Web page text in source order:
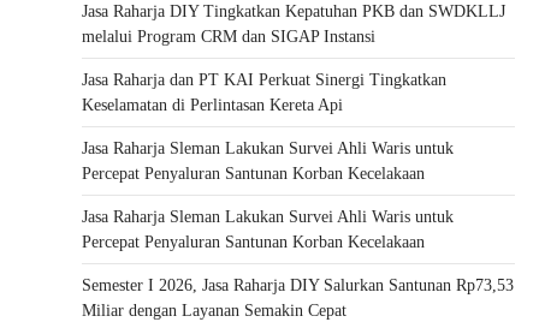
Jasa Raharja DIY Tingkatkan Kepatuhan PKB dan SWDKLLJ
melalui Program CRM dan SIGAP Instansi
Jasa Raharja dan PT KAI Perkuat Sinergi Tingkatkan
Keselamatan di Perlintasan Kereta Api
Jasa Raharja Sleman Lakukan Survei Ahli Waris untuk
Percepat Penyaluran Santunan Korban Kecelakaan
Jasa Raharja Sleman Lakukan Survei Ahli Waris untuk
Percepat Penyaluran Santunan Korban Kecelakaan
Semester I 2026, Jasa Raharja DIY Salurkan Santunan Rp73,53
Miliar dengan Layanan Semakin Cepat